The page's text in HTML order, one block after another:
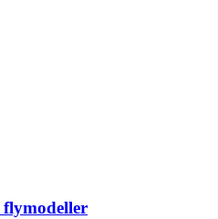
flymodeller